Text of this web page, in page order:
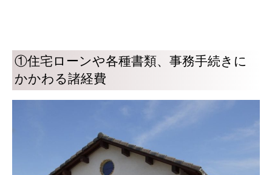
①住宅ローンや各種書類、事務手続きに
かかわる諸経費